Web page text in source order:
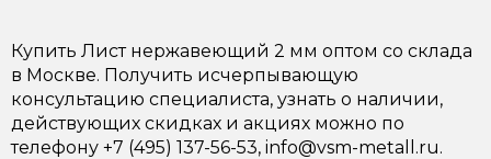
Купить Лист нержавеющий 2 мм оптом со склада
в Москве. Получить исчерпывающую
консультацию специалиста, узнать о наличии,
действующих скидках и акциях можно по
телефону +7 (495) 137-56-53, info@vsm-metall.ru.